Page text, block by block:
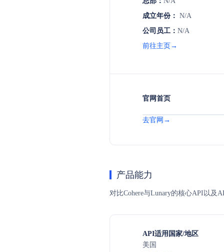
API支持对话代理、文本
Cohere还提供RAG技术
提升搜索、分类和RAG结
在公有云、私有云以及本
成立年份： N/A
公司员工： N/A
前往主页→
官网首页
去官网→
产品能力
对比Cohere与Lunary的核心API以及
API适用国家/地区
美国